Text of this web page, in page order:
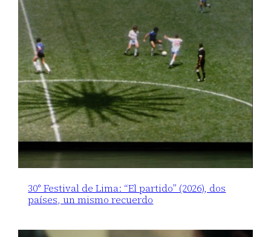
30° Festival de Lima: “El partido” (2026), dos
países, un mismo recuerdo